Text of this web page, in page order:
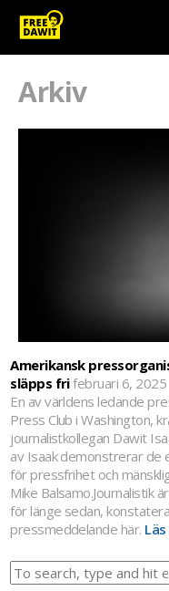
Arkiv
Amerikansk
släpps frifebruari 6, 2025
En av världens ledande
Press Club i Washington,
journalistkollegan Dawit
av Isaak demonstrerar de
för pressfrihet och
Mike Balsamo.Journalistik
för länge sedan,
pressmeddelande här.